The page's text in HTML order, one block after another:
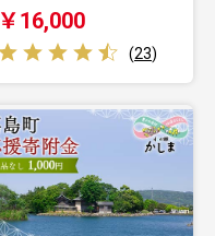
￥16,000
(23)